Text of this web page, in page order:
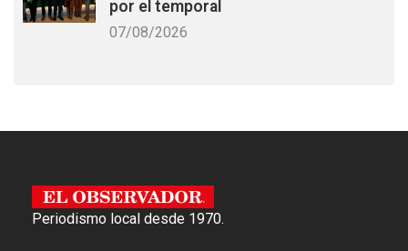
por el temporal
07/08/2026
Periodismo local desde 1970.